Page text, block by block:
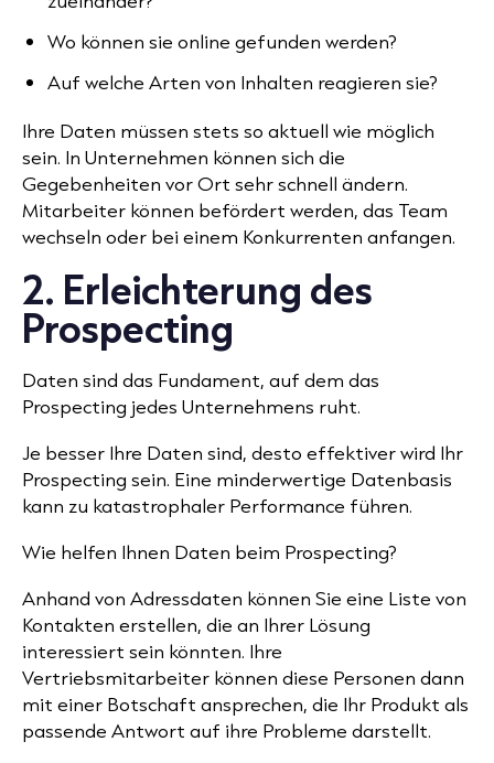
Wo können sie online gefunden werden?
Auf welche Arten von Inhalten reagieren sie?
Ihre Daten müssen stets so aktuell wie möglich
sein. In Unternehmen können sich die
Gegebenheiten vor Ort sehr schnell ändern.
Mitarbeiter können befördert werden, das Team
wechseln oder bei einem Konkurrenten anfangen.
2. Erleichterung des
Prospecting
Daten sind das Fundament, auf dem das
Prospecting jedes Unternehmens ruht.
Je besser Ihre Daten sind, desto effektiver wird Ihr
Prospecting sein. Eine minderwertige Datenbasis
kann zu katastrophaler Performance führen.
Wie helfen Ihnen Daten beim Prospecting?
Anhand von Adressdaten können Sie eine Liste von
Kontakten erstellen, die an Ihrer Lösung
interessiert sein könnten. Ihre
Vertriebsmitarbeiter können diese Personen dann
mit einer Botschaft ansprechen, die Ihr Produkt als
passende Antwort auf ihre Probleme darstellt.